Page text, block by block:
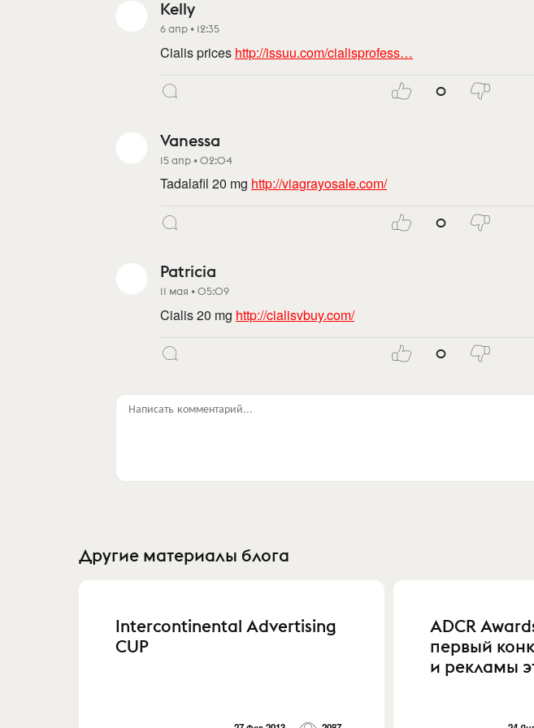
Kelly
6 апр • 12:35
Cialis prices http://issuu.com/cialisprofess…
0
Vanessa
15 апр • 02:04
Tadalafil 20 mg http://viagrayosale.com/
0
Patricia
11 мая • 05:09
Cialis 20 mg http://cialisvbuy.com/
0
Написать комментарий...
Другие материалы блога
Intercontinental Advertising
CUP
ADCR
первый
и рекламы